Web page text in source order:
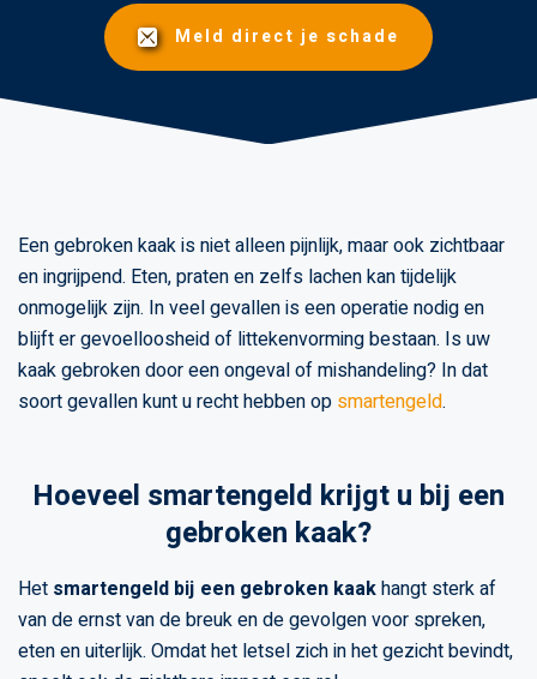
Meld direct je schade
Een gebroken kaak is niet alleen pijnlijk, maar ook zichtbaar
en ingrijpend. Eten, praten en zelfs lachen kan tijdelijk
onmogelijk zijn. In veel gevallen is een operatie nodig en
blijft er gevoelloosheid of littekenvorming bestaan. Is uw
kaak gebroken door een ongeval of mishandeling? In dat
soort gevallen kunt u recht hebben op smartengeld.
Hoeveel smartengeld krijgt u bij een
gebroken kaak?
Het smartengeld bij een gebroken kaakhangt sterk af
van de ernst van de breuk en de gevolgen voor spreken,
eten en uiterlijk. Omdat het letsel zich in het gezicht bevindt,